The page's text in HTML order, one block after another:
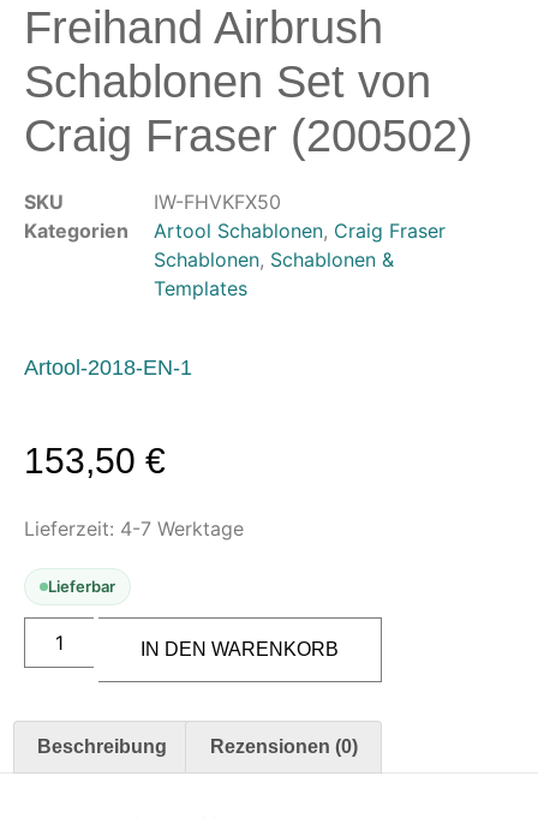
Schablonen & Templates
Reinigung & Pflege
Oberflächenreiniger
Airbrush-Reiniger
Zubehör & Ausstattung
Arbeitsplatz & Zubehör
Leerbehälter & Mischzubehör
Gutscheine
X
Freihand Airbrush
Schablonen Set von
Craig Fraser (200502)
SKU
IW-FHVKFX50
Kategorien
Artool Schablonen, Craig Fraser
Schablonen, Schablonen &
Templates
Artool-2018-EN-1
153,50 €
Lieferzeit: 4-7 Werktage
Lieferbar
ARTOOL
VKFX
FX
(4
Stk.)
Freihand
IN DEN WARENKORB
Beschreibung Rezensionen (0)